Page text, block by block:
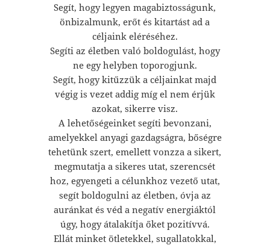
Segít, hogy legyen magabiztosságunk,
önbizalmunk, erőt és kitartást ad a
céljaink eléréséhez.
Segíti az életben való boldogulást, hogy
ne egy helyben toporogjunk.
Segít, hogy kitűzzük a céljainkat majd
végig is vezet addig míg el nem érjük
azokat, sikerre visz.
A lehetőségeinket segíti bevonzani,
amelyekkel anyagi gazdagságra, bőségre
tehetünk szert, emellett vonzza a sikert,
megmutatja a sikeres utat, szerencsét
hoz, egyengeti a célunkhoz vezető utat,
segít boldogulni az életben, óvja az
auránkat és véd a negatív energiáktól
úgy, hogy átalakítja őket pozitívvá.
Ellát minket ötletekkel, sugallatokkal,